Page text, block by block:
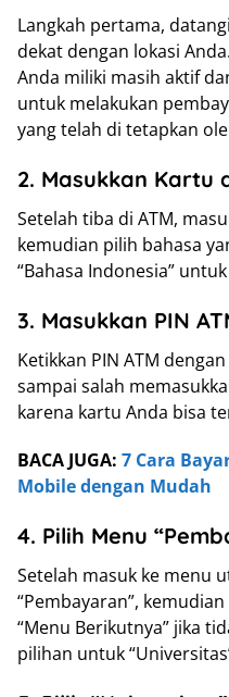
Langkah pertama,
dekat dengan lokasi
Anda miliki masih aktif
untuk melakukan
yang telah di tetapkan
2. Masukkan Kartu
Setelah tiba di ATM,
kemudian pilih bahasa
“Bahasa Indonesia”
3. Masukkan PIN
Ketikkan PIN ATM
sampai salah
karena kartu Anda bisa
BACA JUGA: 7 Cara
Mobile dengan Mudah
4. Pilih Menu
Setelah masuk ke menu
“Pembayaran”,
“Menu Berikutnya” jika
pilihan untuk